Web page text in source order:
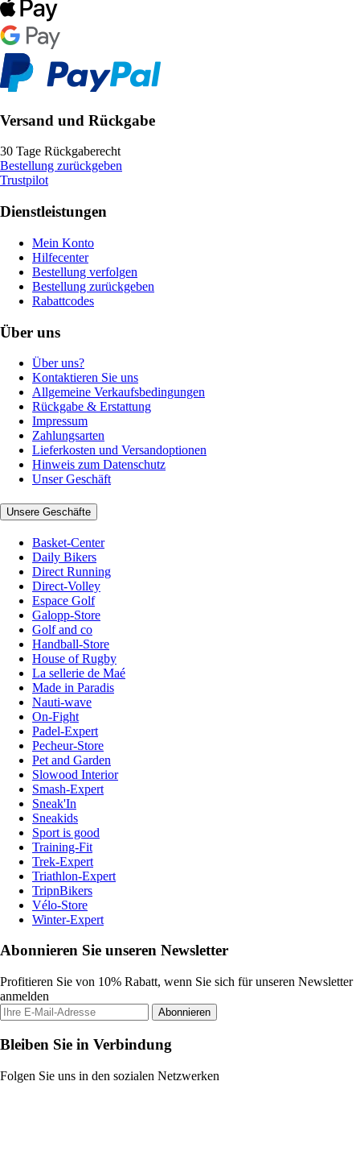
Versand und Rückgabe
30 Tage Rückgaberecht
Bestellung zurückgeben
Trustpilot
Dienstleistungen
Mein Konto
Hilfecenter
Bestellung verfolgen
Bestellung zurückgeben
Rabattcodes
Über uns
Über uns?
Kontaktieren Sie uns
Allgemeine Verkaufsbedingungen
Rückgabe & Erstattung
Impressum
Zahlungsarten
Lieferkosten und Versandoptionen
Hinweis zum Datenschutz
Unser Geschäft
Unsere Geschäfte
Basket-Center
Daily Bikers
Direct Running
Direct-Volley
Espace Golf
Galopp-Store
Golf and co
Handball-Store
House of Rugby
La sellerie de Maé
Made in Paradis
Nauti-wave
On-Fight
Padel-Expert
Pecheur-Store
Pet and Garden
Slowood Interior
Smash-Expert
Sneak'In
Sneakids
Sport is good
Training-Fit
Trek-Expert
Triathlon-Expert
TripnBikers
Vélo-Store
Winter-Expert
Abonnieren Sie unseren Newsletter
Profitieren Sie von 10% Rabatt, wenn Sie sich für unseren Newsletter
anmelden
Abonnieren
Bleiben Sie in Verbindung
Folgen Sie uns in den sozialen Netzwerken